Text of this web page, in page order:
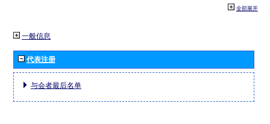
全部展开
一般信息
代表注册
与会者最后名单